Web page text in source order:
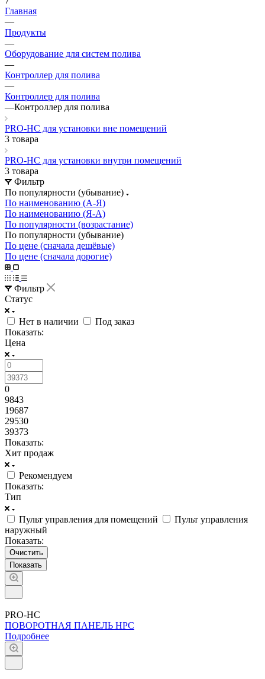
Главная
—
Продукты
—
Оборудование для систем полива
—
Контроллер для полива
—
Контроллер для полива
—Контроллер для полива
PRO-HC для установки вне помещений
3 товара
PRO-HC для установки внутри помещений
3 товара
Фильтр
По популярности (убывание)
По наименованию (А-Я)
По наименованию (Я-А)
По популярности (возрастание)
По популярности (убывание)
По цене (сначала дешёвые)
По цене (сначала дорогие)
Фильтр
Статус
Нет в наличии
Под заказ
Показать:
Цена
0
9843
19687
29530
39373
Показать:
Хит продаж
Рекомендуем
Показать:
Тип
Пульт управления для помещений
Пульт управления
наружный
Показать:
Очистить
PRO-HC
ПОВОРОТНАЯ ПАНЕЛЬ НРС
Подробнее